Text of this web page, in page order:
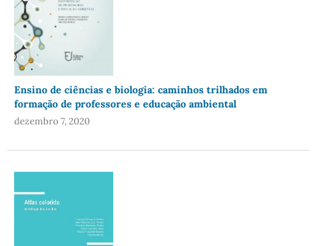
Ensino de ciências e biologia: caminhos trilhados em
formação de professores e educação ambiental
dezembro 7, 2020